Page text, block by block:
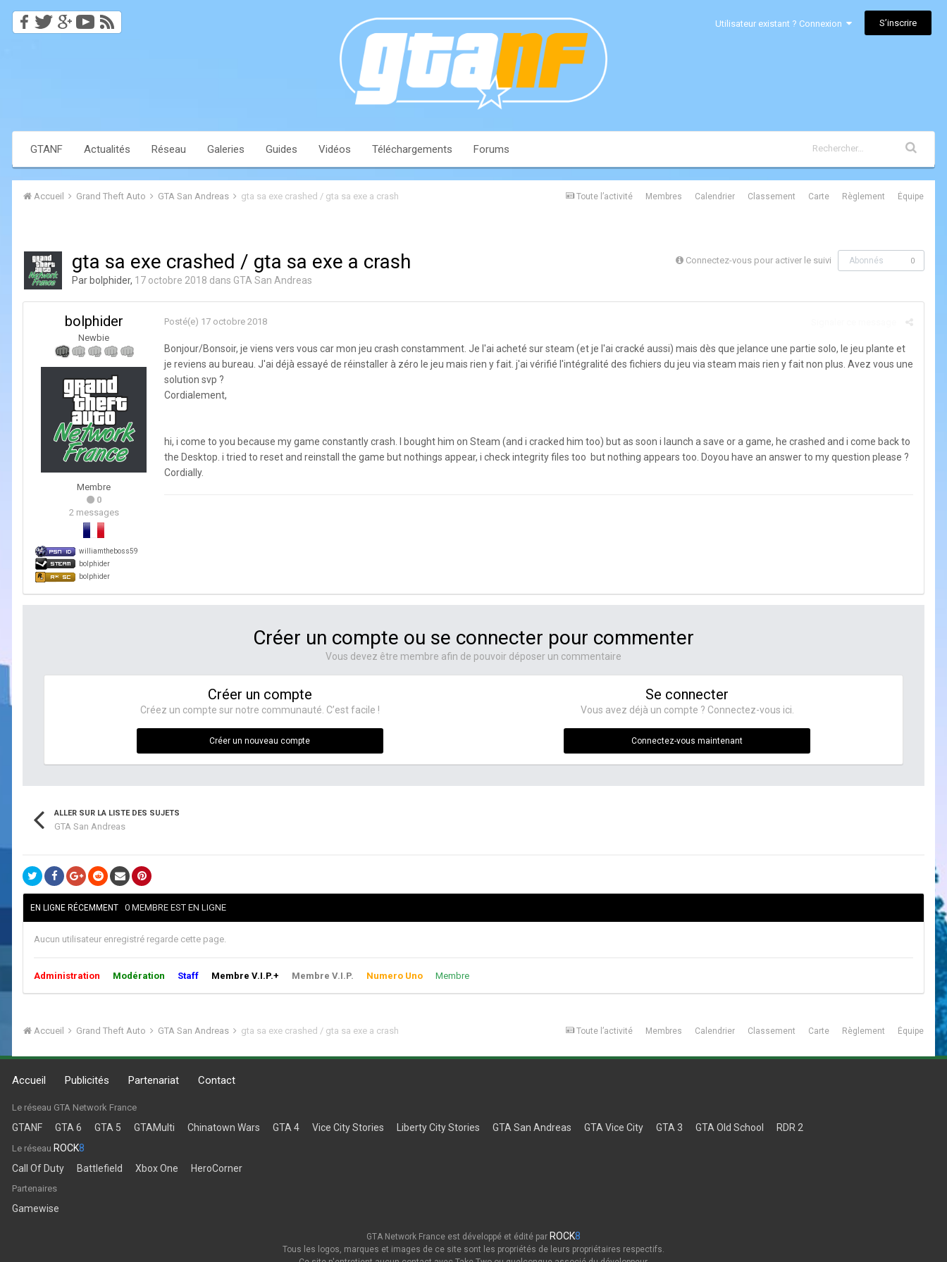
Utilisateur existant ? Connexion S’inscrire
GTANF Actualités Réseau Galeries Guides Vidéos Téléchargements Forums
Toute l’activité Membres Calendrier Classement Carte Règlement Équipe
Accueil Grand Theft Auto GTA San Andreas gta sa exe crashed / gta sa exe a crash
Connectez-vous pour activer le suivi Abonnés 0
gta sa exe crashed / gta sa exe a crash
Par bolphider, 17 octobre 2018 dans GTA San Andreas
bolphider
Newbie
Membre
0
2 messages
williamtheboss59
bolphider
bolphider
Posté(e) 17 octobre 2018
Bonjour/Bonsoir, je viens vers vous car mon jeu crash constamment. Je l'ai acheté sur steam (et je l'ai cracké aussi) mais dès que jelance une partie solo, le jeu plante et
je reviens au bureau. J'ai déjà essayé de réinstaller à zéro le jeu mais rien y fait. j'ai vérifié l'intégralité des fichiers du jeu via steam mais rien y fait non plus. Avez vous une
solution svp ?
Cordialement,
hi, i come to you because my game constantly crash. I bought him on Steam (and i cracked him too) but as soon i launch a save or a game, he crashed and i come back to
the Desktop. i tried to reset and reinstall the game but nothings appear, i check integrity files too but nothing appears too. Doyou have an answer to my question please ?
Cordially.
Créer un compte ou se connecter pour commenter
Vous devez être membre afin de pouvoir déposer un commentaire
Créer un compte
Créez un compte sur notre communauté. C’est facile !
Créer un nouveau compte
Se connecter
Vous avez déjà un compte ? Connectez-vous ici.
Connectez-vous maintenant
ALLER SUR LA LISTE DES SUJETS
GTA San Andreas
EN LIGNE RÉCEMMENT 0 MEMBRE EST EN LIGNE
Aucun utilisateur enregistré regarde cette page.
Administration Modération Staff Membre V.I.P.+ Membre V.I.P. Numero Uno Membre
Toute l’activité Membres Calendrier Classement Carte Règlement Équipe
Accueil Grand Theft Auto GTA San Andreas gta sa exe crashed / gta sa exe a crash
Accueil Publicités Partenariat Contact
Le réseau GTA Network France
GTANF GTA 6 GTA 5 GTAMulti Chinatown Wars GTA 4 Vice City Stories Liberty City Stories GTA San Andreas GTA Vice City GTA 3 GTA Old School RDR 2
Le réseau ROCK8
Call Of Duty
Battlefield Xbox One HeroCorner
Partenaires
Gamewise
GTA Network France est développé et édité par ROCK8
Tous les logos, marques et images de ce site sont les propriétés de leurs propriétaires respectifs.